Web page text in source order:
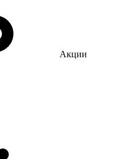
Акции